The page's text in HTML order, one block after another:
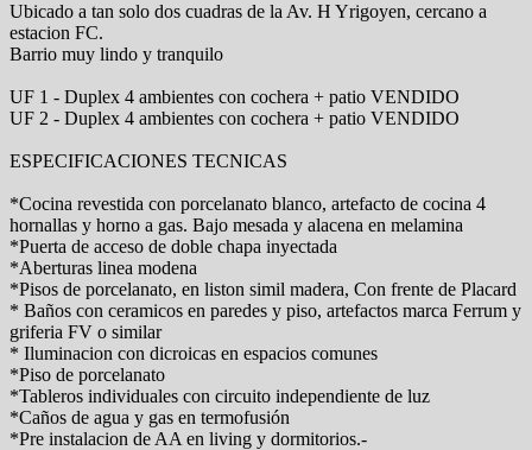
Ubicado a tan solo dos cuadras de la Av. H Yrigoyen, cercano a
estacion FC.
Barrio muy lindo y tranquilo
UF 1 - Duplex 4 ambientes con cochera + patio VENDIDO
UF 2 - Duplex 4 ambientes con cochera + patio VENDIDO
ESPECIFICACIONES TECNICAS
*Cocina revestida con porcelanato blanco, artefacto de cocina 4
hornallas y horno a gas. Bajo mesada y alacena en melamina
*Puerta de acceso de doble chapa inyectada
*Aberturas linea modena
*Pisos de porcelanato, en liston simil madera, Con frente de Placard
* Baños con ceramicos en paredes y piso, artefactos marca Ferrum y
griferia FV o similar
* Iluminacion con dicroicas en espacios comunes
*Piso de porcelanato
*Tableros individuales con circuito independiente de luz
*Caños de agua y gas en termofusión
*Pre instalacion de AA en living y dormitorios.-